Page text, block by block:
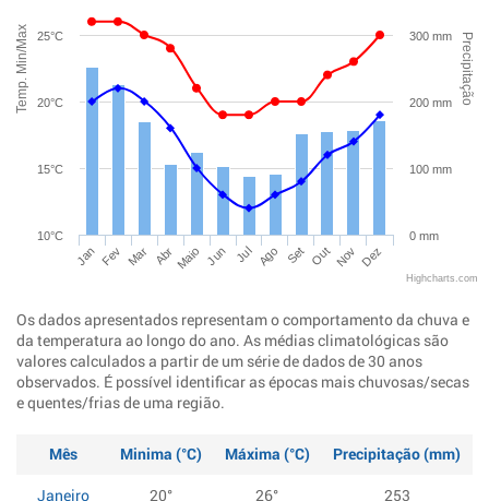
Temp. Min/Max Precipitação
Jan Fev Mar Abr Maio Jun Jul Ago Set Out Nov Dez
10°C
15°C
20°C
25°C
0 mm
100 mm
200 mm
300 mm
Highcharts.com
Os dados apresentados representam o comportamento da chuva e
da temperatura ao longo do ano. As médias climatológicas são
valores calculados a partir de um série de dados de 30 anos
observados. É possível identificar as épocas mais chuvosas/secas
e quentes/frias de uma região.
Mês Minima (°C) Máxima (°C)
Precipitação (mm)
Janeiro
20° 26°
253